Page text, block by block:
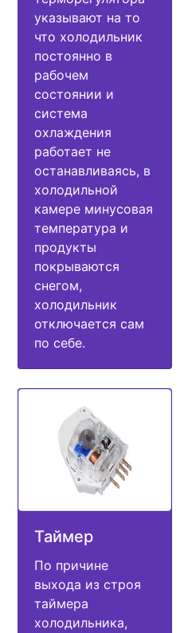
указывают на то
что холодильник
постоянно в
рабочем
состоянии и
система
охлаждения
работает не
останавливаясь, в
холодильной
камере минусовая
температура и
продукты
покрываются
снегом,
холодильник
отключается сам
по себе.
Таймер
По причине
выхода из строя
таймера
холодильника,